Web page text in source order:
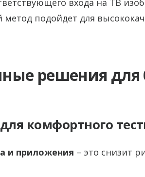
входа на ТВ
подойдет для
решения для
комфортного
и приложения – это снизит